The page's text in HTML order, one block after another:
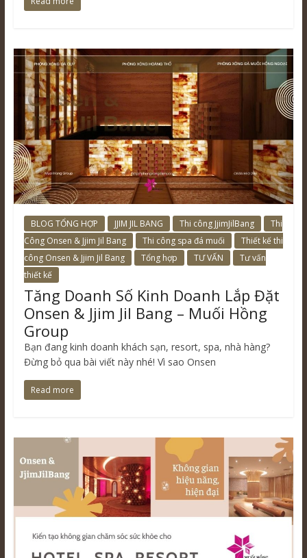
BLOG TỔNG HỢP JJIM JIL BANG Thi công JjimJilBang
Thi
Công Onsen & Jjim Jil Bang
Thi công spa đá muối
Thiết kế thi
công Onsen & Jjim Jil Bang
Tổng hợp TƯ VẤN
Tư vấn
thiết kế
Tăng Doanh Số Kinh Doanh Lắp Đặt
Onsen & Jjim Jil Bang – Muối Hồng
Group
Bạn đang kinh doanh khách sạn, resort, spa, nhà hàng?
Đừng bỏ qua bài viết này nhé! Vì sao Onsen
Read more